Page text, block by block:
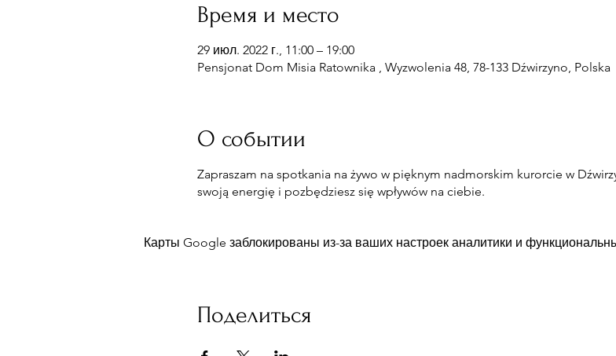
Время и место
29 июл. 2022 г., 11:00 – 19:00
Pensjonat Dom Misia Ratownika , Wyzwolenia 48, 78-133 Dźwirzyno, Polska
О событии
Zapraszam na spotkania na żywo w pięknym nadmorskim kurorcie w
swoją energię i pozbędziesz się wpływów na ciebie.
Карты Google заблокированы из-за ваших настроек аналитики и
Поделиться